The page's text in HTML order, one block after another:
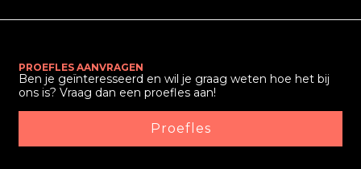
PROEFLES AANVRAGEN
Ben je geïnteresseerd en wil je graag weten hoe het bij
ons is? Vraag dan een proefles aan!
Proefles